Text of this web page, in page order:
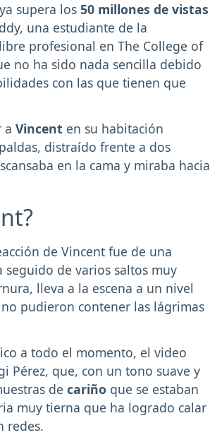
supera los 50 millones de vistas
una estudiante de la
profesional en The College of
no ha sido nada sencilla debido
con las que tienen que
a Vincent en su habitación
distraído frente a dos
en la cama y miraba hacia
de Vincent fue de una
de varios saltos muy
lleva a la escena a un nivel
pudieron contener las lágrimas
a todo el momento, el video
Pérez, que, con un tono suave y
de cariño que se estaban
muy tierna que ha logrado calar
redes.